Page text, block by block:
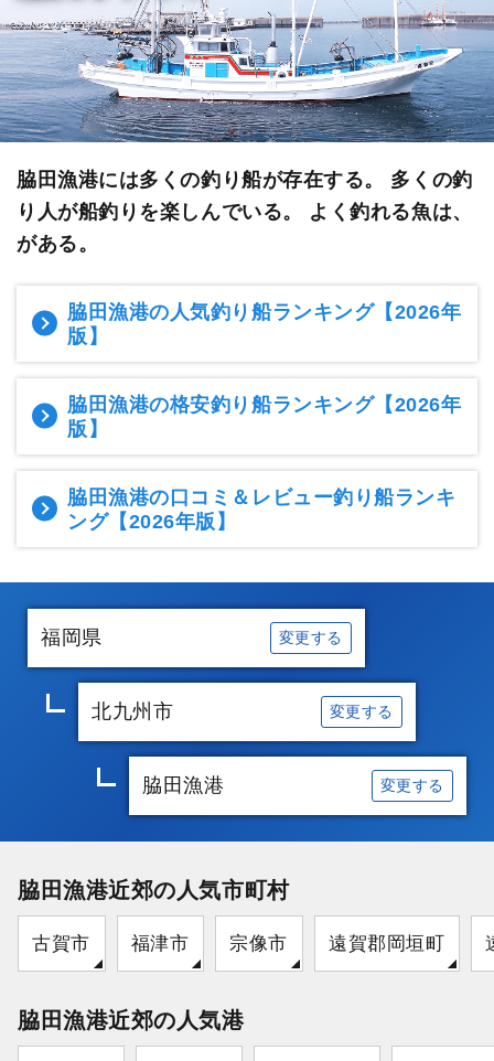
脇田漁港には多くの釣り船が存在する。 多くの釣
り人が船釣りを楽しんでいる。 よく釣れる魚は、
がある。
脇田漁港の人気釣り船ランキング【2026年
版】
脇田漁港の格安釣り船ランキング【2026年
版】
脇田漁港の口コミ＆レビュー釣り船ランキ
ング【2026年版】
福岡県 変更する
北九州市 変更する
脇田漁港 変更する
脇田漁港近郊の人気市町村
古賀市 福津市 宗像市 遠賀郡岡垣町
脇田漁港近郊の人気港